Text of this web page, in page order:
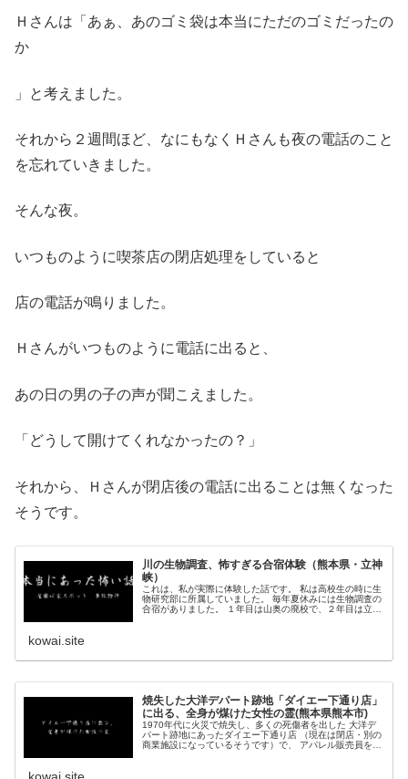
Ｈさんは「あぁ、あのゴミ袋は本当にただのゴミだったの
か
」と考えました。
それから２週間ほど、なにもなくＨさんも夜の電話のこと
を忘れていきました。
そんな夜。
いつものように喫茶店の閉店処理をしていると
店の電話が鳴りました。
Ｈさんがいつものように電話に出ると、
あの日の男の子の声が聞こえました。
「どうして開けてくれなかったの？」
それから、Ｈさんが閉店後の電話に出ることは無くなった
そうです。
川の生物調査、怖すぎる合宿体験（熊本県・立神
峡）
これは、私が実際に体験した話です。 私は高校生の時に生
物研究部に所属していました。 毎年夏休みには生物調査の
合宿がありました。 １年目は山奥の廃校で、２年目は立神
kowai.site
焼失した大洋デパート跡地「ダイエー下通り店」
に出る、全身が煤けた女性の霊(熊本県熊本市)
1970年代に火災で焼失し、多くの死傷者を出した 大洋デ
パート跡地にあったダイエー下通り店 （現在は閉店・別の
商業施設になっているそうです）で、 アパレル販売員をし